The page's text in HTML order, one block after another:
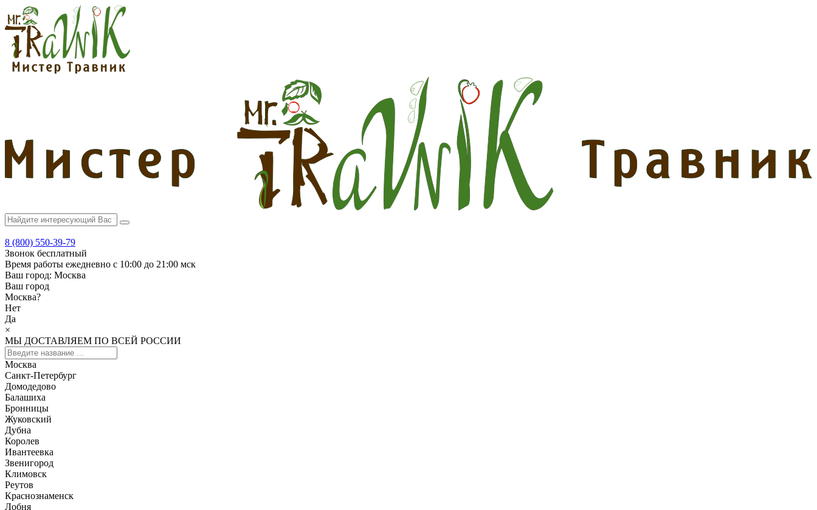
8 (800) 550-39-79
Звонок бесплатный
Время работы ежедневно с 10:00 до 21:00 мск
Ваш город: Москва
Ваш город
Москва?
Нет
Да
×
МЫ ДОСТАВЛЯЕМ ПО ВСЕЙ РОССИИ
Москва
Санкт-Петербург
Домодедово
Балашиха
Бронницы
Жуковский
Дубна
Королев
Ивантеевка
Звенигород
Климовск
Реутов
Краснознаменск
Лобня